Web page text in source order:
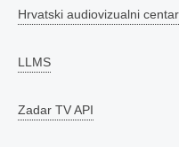
Hrvatski audiovizualni centar
LLMS
Zadar TV API